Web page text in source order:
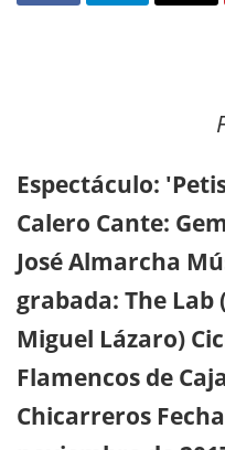
Espectáculo:
Calero Cante:
José Almarcha
grabada: The Lab
Miguel Lázaro)
Flamencos de
Chicarreros